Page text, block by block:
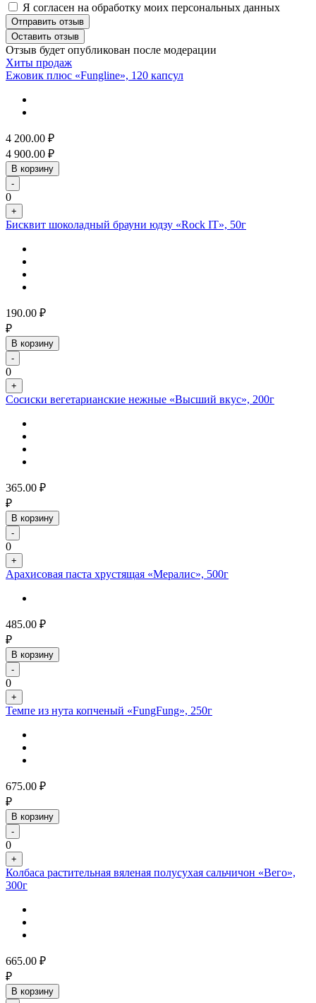
Я согласен на обработку моих персональных данных
Отправить отзыв
Оставить отзыв
Отзыв будет опубликован после модерации
Хиты продаж
Ежовик плюс «Fungline», 120 капсул
4 200.00 ₽
4 900.00 ₽
В корзину
-
0
+
Бисквит шоколадный брауни юдзу «Rock IT», 50г
190.00 ₽
₽
В корзину
-
0
+
Сосиски вегетарианские нежные «Высший вкус», 200г
365.00 ₽
₽
В корзину
-
0
+
Арахисовая паста хрустящая «Мералис», 500г
485.00 ₽
₽
В корзину
-
0
+
Темпе из нута копченый «FungFung», 250г
675.00 ₽
₽
В корзину
-
0
+
Колбаса растительная вяленая полусухая сальчичон «Вего»,
300г
665.00 ₽
₽
В корзину